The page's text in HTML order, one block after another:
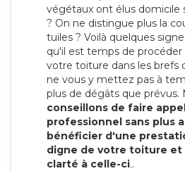
végétaux ont élus domicile
? On ne distingue plus la
tuiles ? Voilà quelques
qu'il est temps de
votre toiture dans les brefs
ne vous y mettez pas à
plus de dégâts que prévus.
conseillons de faire
professionnel sans plus
bénéficier d'une
digne de votre toiture et
clarté à celle-ci..